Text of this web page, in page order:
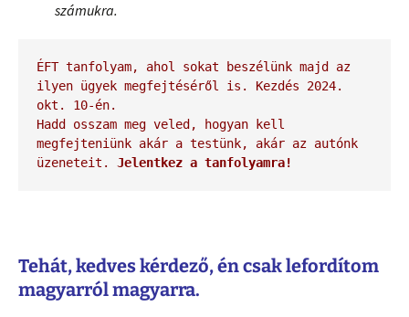
számukra.
ÉFT tanfolyam, ahol sokat beszélünk majd az
ilyen ügyek megfejtéséről is. Kezdés 2024.
okt. 10-én.
Hadd osszam meg veled, hogyan kell
megfejteniünk akár a testünk, akár az autónk
üzeneteit. Jelentkez a tanfolyamra!
Tehát, kedves kérdező, én csak lefordítom
magyarról magyarra.